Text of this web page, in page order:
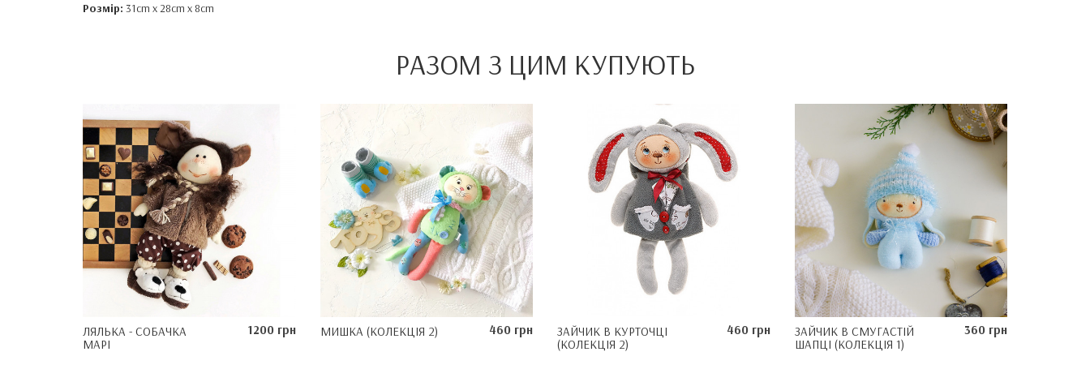
Розмір: 31cm x 28cm x 8cm
РАЗОМ З ЦИМ КУПУЮТЬ
ЛЯЛЬКА - СОБАЧКА
МАРІ
1200 грн МИШКА (КОЛЕКЦІЯ 2) 460 грн
ЗАЙЧИК В КУРТОЧЦІ
(КОЛЕКЦІЯ 2)
460 грн
ЗАЙЧИК В СМУГАСТІЙ
ШАПЦІ (КОЛЕКЦІЯ 1)
360 грн